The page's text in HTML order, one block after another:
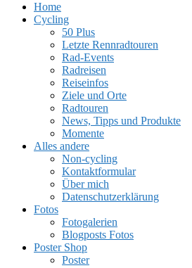
Home
Cycling
50 Plus
Letzte Rennradtouren
Rad-Events
Radreisen
Reiseinfos
Ziele und Orte
Radtouren
News, Tipps und Produkte
Momente
Alles andere
Non-cycling
Kontaktformular
Über mich
Datenschutzerklärung
Fotos
Fotogalerien
Blogposts Fotos
Poster Shop
Poster